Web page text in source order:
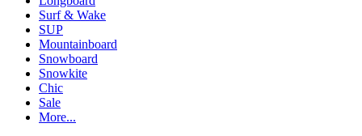
Surf & Wake
SUP
Mountainboard
Snowboard
Snowkite
Chic
Sale
More...